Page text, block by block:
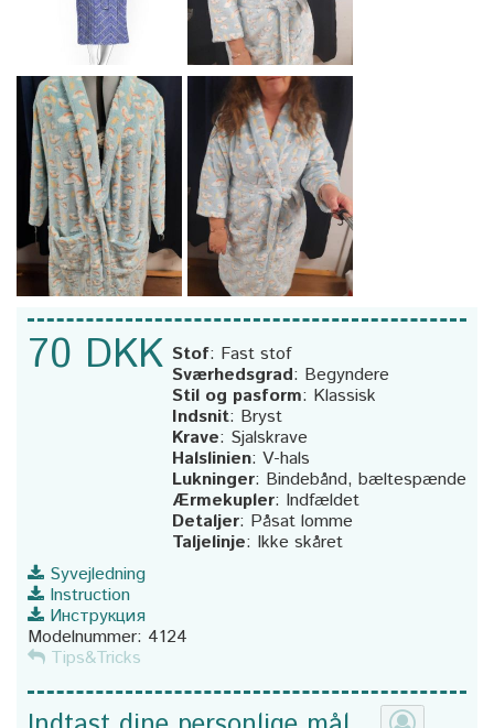
70 DKK Stof: Fast stof
Sværhedsgrad: Begyndere
Stil og pasform: Klassisk
Indsnit: Bryst
Krave: Sjalskrave
Halslinien: V-hals
Lukninger: Bindebånd, bæltespænde
Ærmekupler: Indfældet
Detaljer: Påsat lomme
Taljelinje: Ikke skåret
Syvejledning
Instruction
Инструкция
Modelnummer: 4124
Tips&Tricks